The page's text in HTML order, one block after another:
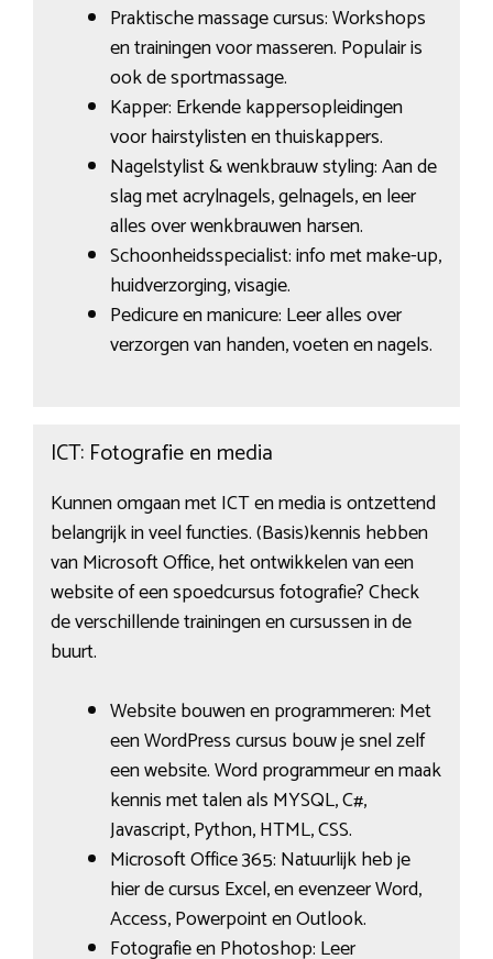
Praktische massage cursus: Workshops
en trainingen voor masseren. Populair is
ook de sportmassage.
Kapper: Erkende kappersopleidingen
voor hairstylisten en thuiskappers.
Nagelstylist & wenkbrauw styling: Aan de
slag met acrylnagels, gelnagels, en leer
alles over wenkbrauwen harsen.
Schoonheidsspecialist: info met make-up,
huidverzorging, visagie.
Pedicure en manicure: Leer alles over
verzorgen van handen, voeten en nagels.
ICT: Fotografie en media
Kunnen omgaan met ICT en media is ontzettend
belangrijk in veel functies. (Basis)kennis hebben
van Microsoft Office, het ontwikkelen van een
website of een spoedcursus fotografie? Check
de verschillende trainingen en cursussen in de
buurt.
Website bouwen en programmeren: Met
een WordPress cursus bouw je snel zelf
een website. Word programmeur en maak
kennis met talen als MYSQL, C#,
Javascript, Python, HTML, CSS.
Microsoft Office 365: Natuurlijk heb je
hier de cursus Excel, en evenzeer Word,
Access, Powerpoint en Outlook.
Fotografie en Photoshop: Leer